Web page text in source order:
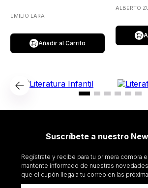
EMILIO LARA
Añadir al Carrito
ALBERTO
Suscríbete a nuestro
Regístrate y recibe para tu primera compra
mantente informado de nuestras
que el cupón llega a tu correo en las